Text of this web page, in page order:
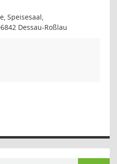
Speisesaal,
Dessau-Roßlau